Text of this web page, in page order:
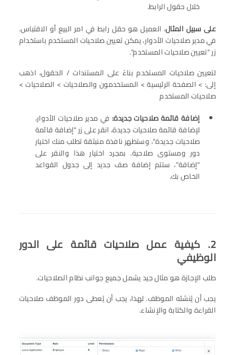
خلال حقول الرابط.
على سبيل المثال، العميل هو حقل رابط في امر البيع أو الاقتباس.
في مدير صلاحيات الأدوار، يمكن تعيين صلاحيات المستخدم باستخدام
زر "تعيين صلاحيات المستخدم".
لتعيين صلاحيات المستخدم بناءً على المستندات / الحقول، اذهب
إلى: > الصفحة الرئيسية > المستخدمون والصلاحيات > الصلاحيات >
صلاحيات المستخدم
إضافة قائمة صلاحيات جديدة: في مدير صلاحيات الأدوار،
لإضافة قائمة صلاحيات جديدة، انقر على زر "إضافة قائمة
صلاحيات جديدة"، وستظهر نافذة منبثقة تطلب منك اختيار
دور ومستوى صلاحية. بمجرد اختيار هذا والنقر على
"إضافة"، ستتم إضافة صف جديد إلى جدول القواعد
الخاص بك.
2. كيفية عمل صلاحيات قائمة على الدور
الوظيفي
طلب الإجازة هو مثال جيد يشمل جميع جوانب نظام الصلاحيات.
يجب أن يُنشئه الموظف. لهذا، يجب أن يُعطى دور الموظف صلاحيات
القراءة والكتابة والإنشاء.